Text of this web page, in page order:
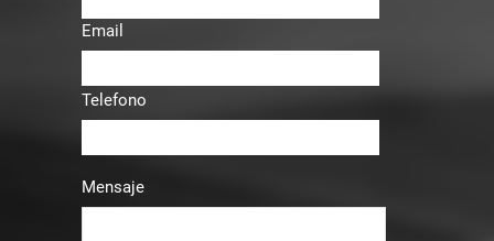
Email
Telefono
Mensaje